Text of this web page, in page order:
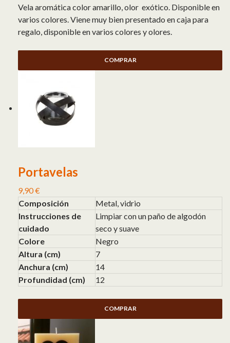
Vela aromática color amarillo, olor exótico. Disponible en
varios colores. Viene muy bien presentado en caja para
regalo, disponible en varios colores y olores.
COMPRAR
Portavelas
9,90€
Composición
Metal, vidrio
Instrucciones de
cuidado
Limpiar con un paño de algodón
seco y suave
Colore
Negro
Altura (cm)
7
Anchura (cm)
14
Profundidad (cm)
12
COMPRAR